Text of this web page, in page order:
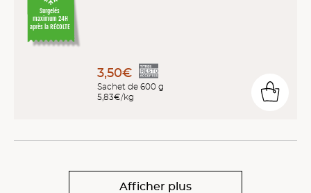
Surgelés
maximum 24H
après la RÉCOLTE
3,50€
Sachet de 600 g
5,83€/kg
Afficher plus